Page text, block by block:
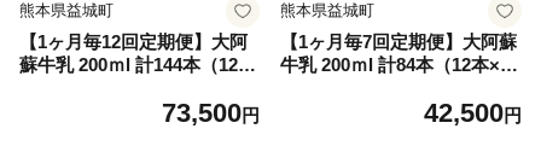
熊本県益城町
【1ヶ月毎12回定期便】大阿
蘇牛乳 200ｍl 計144本（12本
73,500円
熊本県益城町
【1ヶ月毎7回定期便】大阿蘇
牛乳 200ｍl 計84本（12本×7
42,500円